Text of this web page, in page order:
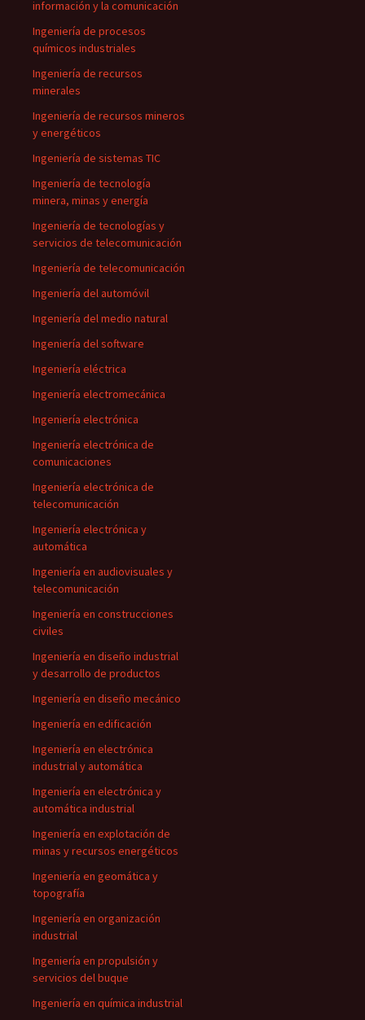
información y la comunicación
Ingeniería de procesos
químicos industriales
Ingeniería de recursos
minerales
Ingeniería de recursos mineros
y energéticos
Ingeniería de sistemas TIC
Ingeniería de tecnología
minera, minas y energía
Ingeniería de tecnologías y
servicios de telecomunicación
Ingeniería de telecomunicación
Ingeniería del automóvil
Ingeniería del medio natural
Ingeniería del software
Ingeniería eléctrica
Ingeniería electromecánica
Ingeniería electrónica
Ingeniería electrónica de
comunicaciones
Ingeniería electrónica de
telecomunicación
Ingeniería electrónica y
automática
Ingeniería en audiovisuales y
telecomunicación
Ingeniería en construcciones
civiles
Ingeniería en diseño industrial
y desarrollo de productos
Ingeniería en diseño mecánico
Ingeniería en edificación
Ingeniería en electrónica
industrial y automática
Ingeniería en electrónica y
automática industrial
Ingeniería en explotación de
minas y recursos energéticos
Ingeniería en geomática y
topografía
Ingeniería en organización
industrial
Ingeniería en propulsión y
servicios del buque
Ingeniería en química industrial